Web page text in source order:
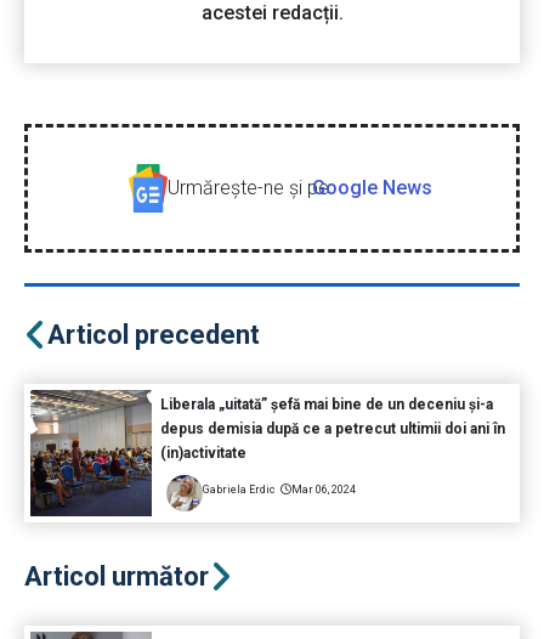
acestei redacții.
Urmăreşte-ne şi peGoogle News
Articol precedent
Liberala „uitată” șefă mai bine de un deceniu și-a
depus demisia după ce a petrecut ultimii doi ani în
(in)activitate
Gabriela Erdic Mar 06, 2024
Articol următor